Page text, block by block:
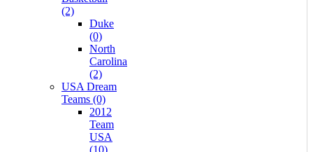
(2)
Duke
(0)
North
Carolina
(2)
USA Dream
Teams (0)
2012
Team
USA
(10)